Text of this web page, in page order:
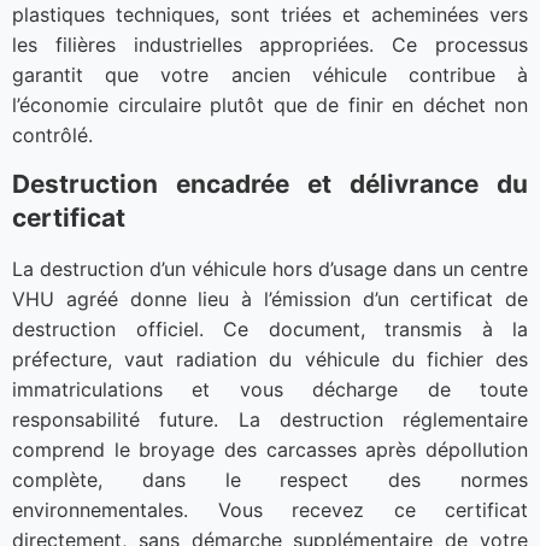
plastiques techniques, sont triées et acheminées vers
les filières industrielles appropriées. Ce processus
garantit que votre ancien véhicule contribue à
l’économie circulaire plutôt que de finir en déchet non
contrôlé.
Destruction encadrée et délivrance du
certificat
La destruction d’un véhicule hors d’usage dans un centre
VHU agréé donne lieu à l’émission d’un certificat de
destruction officiel. Ce document, transmis à la
préfecture, vaut radiation du véhicule du fichier des
immatriculations et vous décharge de toute
responsabilité future. La destruction réglementaire
comprend le broyage des carcasses après dépollution
complète, dans le respect des normes
environnementales. Vous recevez ce certificat
directement, sans démarche supplémentaire de votre